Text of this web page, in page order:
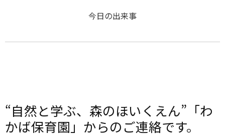
今日の出来事
“自然と学ぶ、森のほいくえん”「わ
かば保育園」からのご連絡です。